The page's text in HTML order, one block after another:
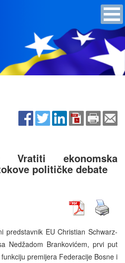
Vratiti ekonomska
političke debate
predstavnik EU Christian Schwarz-
Nedžadom Brankovićem, prvi put
premijera Federacije Bosne i